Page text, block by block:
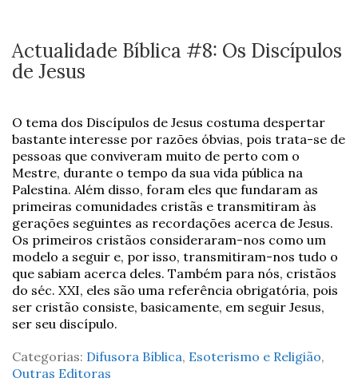
Actualidade Bíblica #8: Os Discípulos
de Jesus
O tema dos Discípulos de Jesus costuma despertar
bastante interesse por razões óbvias, pois trata-se de
pessoas que conviveram muito de perto com o
Mestre, durante o tempo da sua vida pública na
Palestina. Além disso, foram eles que fundaram as
primeiras comunidades cristãs e transmitiram às
gerações seguintes as recordações acerca de Jesus.
Os primeiros cristãos consideraram-nos como um
modelo a seguir e, por isso, transmitiram-nos tudo o
que sabiam acerca deles. Também para nós, cristãos
do séc. XXI, eles são uma referência obrigatória, pois
ser cristão consiste, basicamente, em seguir Jesus,
ser seu discípulo.
Categorias: Difusora Bíblica, Esoterismo e Religião,
Outras Editoras